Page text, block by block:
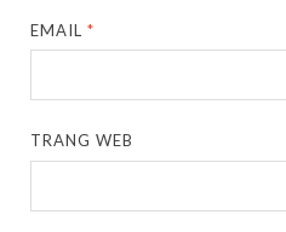
EMAIL*
TRANG WEB